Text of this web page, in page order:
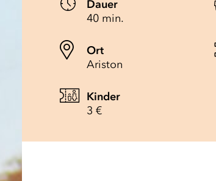
Dauer
40 min.
Ort
Ariston
Kinder
3 €